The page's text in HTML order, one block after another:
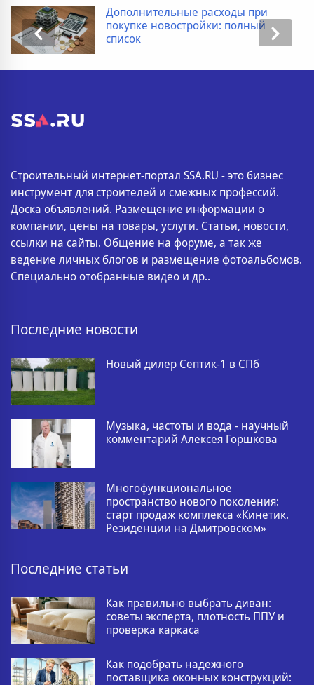
Дополнительные расходы при
покупке новостройки: полный
список
Строительный интернет-портал SSA.RU - это бизнес
инструмент для строителей и смежных профессий.
Доска объявлений. Размещение информации о
компании, цены на товары, услуги. Статьи, новости,
ссылки на сайты. Общение на форуме, а так же
ведение личных блогов и размещение фотоальбомов.
Специально отобранные видео и др..
Последние новости
Новый дилер Септик-1 в СПб
Музыка, частоты и вода - научный
комментарий Алексея Горшкова
Многофункциональное
пространство нового поколения:
старт продаж комплекса «Кинетик.
Резиденции на Дмитровском»
Последние статьи
Как правильно выбрать диван:
советы эксперта, плотность ППУ и
проверка каркаса
Как подобрать надежного
поставщика оконных конструкций: